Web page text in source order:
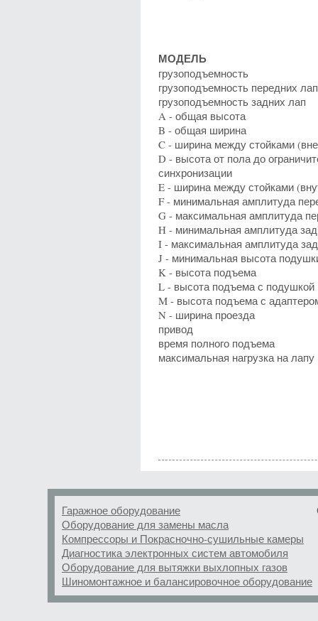
МОДЕЛЬ
грузоподъемность
грузоподъемность передних лап
грузоподъемность задних лап
A - общая высота
B - общая ширина
C - ширина между стойками
D - высота от пола до
синхронизации
E - ширина между стойками
F - минимальная амплитуда
G - максимальная амплитуда
H - минимальная амплитуда
I - максимальная амплитуда
J - минимальная высота
K - высота подъема
L - высота подъема с подушкой
M - высота подъема с
N - ширина проезда
привод
время полного подъема
максимальная нагрузка на лапу
Гаражное оборудование
Оборудование для замены масла
Компрессоры и Покрасночно-сушильные камеры
Диагностика электронных систем автомобиля
Оборудование для вытяжки выхлопных газов
Шиномонтажное и балансировочное оборудование